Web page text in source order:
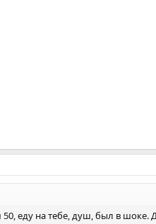
еду на тебе, душ, был в